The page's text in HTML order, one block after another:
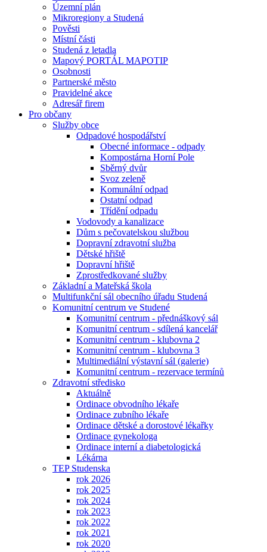
Územní plán
Mikroregiony a Studená
Pověsti
Místní části
Studená z letadla
Mapový PORTÁL MAPOTIP
Osobnosti
Partnerské město
Pravidelné akce
Adresář firem
Pro občany
Služby obce
Odpadové hospodářství
Obecné informace - odpady
Kompostárna Horní Pole
Sběrný dvůr
Svoz zeleně
Komunální odpad
Ostatní odpad
Třídění odpadu
Vodovody a kanalizace
Dům s pečovatelskou službou
Dopravní zdravotní služba
Dětské hřiště
Dopravní hřiště
Zprostředkované služby
Základní a Mateřská škola
Multifunkční sál obecního úřadu Studená
Komunitní centrum ve Studené
Komunitní centrum - přednáškový sál
Komunitní centrum - sdílená kancelář
Komunitní centrum - klubovna 2
Komunitní centrum - klubovna 3
Multimediální výstavní sál (galerie)
Komunitní centrum - rezervace termínů
Zdravotní středisko
Aktuálně
Ordinace obvodního lékaře
Ordinace zubního lékaře
Ordinace dětské a dorostové lékařky
Ordinace gynekologa
Ordinace interní a diabetologická
Lékárna
TEP Studenska
rok 2026
rok 2025
rok 2024
rok 2023
rok 2022
rok 2021
rok 2020